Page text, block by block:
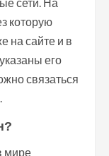
которую
на сайте и в
его
связаться
мире